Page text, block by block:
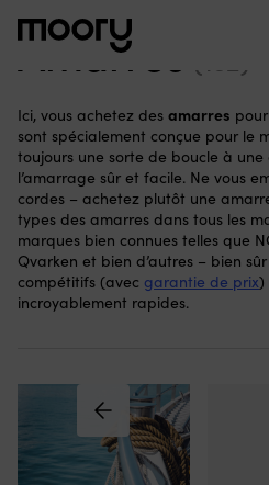
pour :
Amarres
Ici, vous achetez des amarres
sont spécialement conçue pour le
toujours une sorte de boucle à
l’amarrage sûr et facile. Ne vous
cordes – achetez plutôt une
types des amarres dans tous les
marques bien connues telles que
Qvarken et bien d’autres – bien
compétitifs (avec garantie de prix)
incroyablement rapides.